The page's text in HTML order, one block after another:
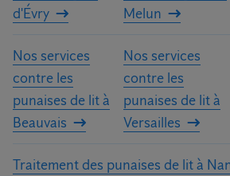
d'Évry
Melun
Nos services
contre les
punaises de lit à
Beauvais
Nos services
contre les
punaises de lit à
Versailles
Traitement des punaises de lit à